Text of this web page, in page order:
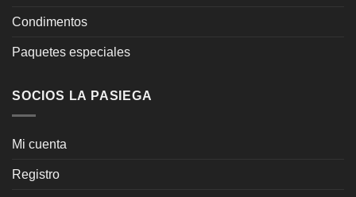
Condimentos
Paquetes especiales
SOCIOS LA PASIEGA
Mi cuenta
Registro